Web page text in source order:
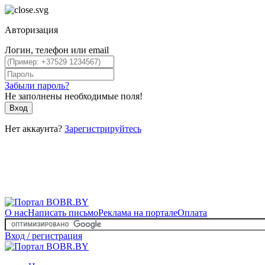
Авторизация
Логин, телефон или email
Забыли пароль?
Не заполнены необходимые поля!
Вход
Нет аккаунта? Зарегистрируйтесь
О насНаписать письмоРеклама на порталеОплата
Вход / регистрация